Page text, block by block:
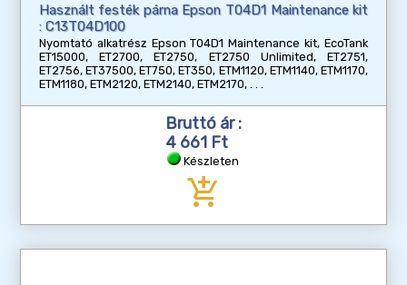
Használt festék párna Epson T04D1 Maintenance kit
: C13T04D100
Nyomtató alkatrész Epson T04D1 Maintenance kit, EcoTank
ET15000, ET2700, ET2750, ET2750 Unlimited, ET2751,
ET2756, ET37500, ET750, ET350, ETM1120, ETM1140, ETM1170,
ETM1180, ETM2120, ETM2140, ETM2170,
Bruttó ár :
4 661 Ft
Készleten
add_shopping_cart